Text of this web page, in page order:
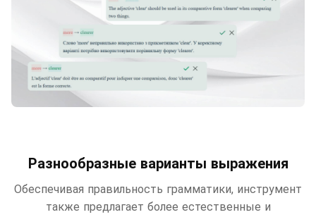
Разнообразные варианты выражения
Обеспечивая правильность грамматики, инструмент
также предлагает более естественные и